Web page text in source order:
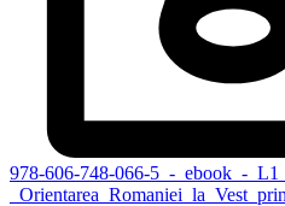
978-606-748-066-5_-_ebook_-